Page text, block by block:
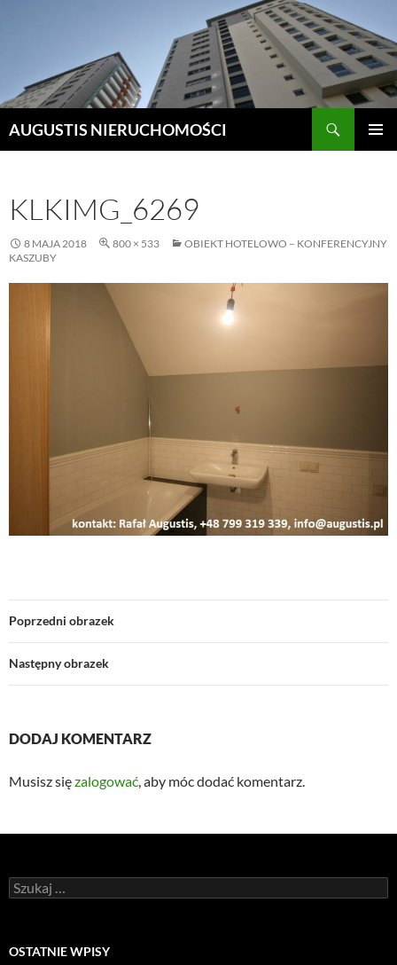
AUGUSTIS NIERUCHOMOŚCI
KLKIMG_6269
8 MAJA 2018 800 × 533
OBIEKT HOTELOWO – KONFERENCYJNY
KASZUBY
Poprzedni obrazek
Następny obrazek
DODAJ KOMENTARZ
Musisz sięzalogować, aby móc dodać komentarz.
Szukaj:
OSTATNIE WPISY